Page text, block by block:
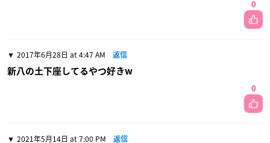
0
2017年6月28日 at 4:47 AM 返信
新八の土下座してるやつ好きw
0
2021年5月14日 at 7:00 PM 返信